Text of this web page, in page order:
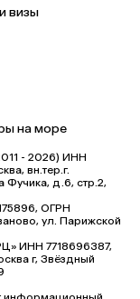
визы
на море
- 2026) ИНН
вн.тер.г.
Фучика, д.6, стр.2,
ОГРН
ул. Парижской
ИНН 7718696387,
г, Звёздный